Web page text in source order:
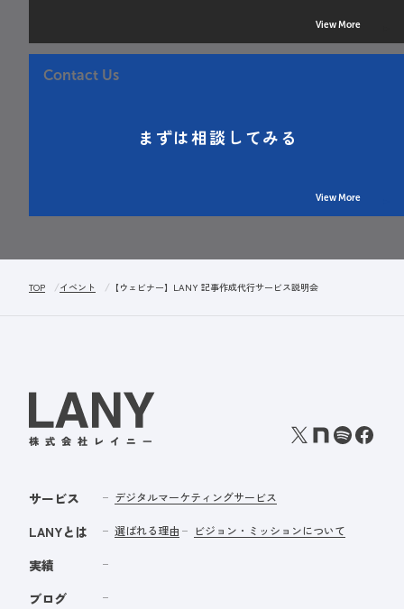
View More
Contact Us
まずは相談してみる
View More
TOP イベント 【ウェビナー】LANY 記事作成代行サービス説明会
サービス デジタルマーケティングサービス
LANYとは 選ばれる理由 ビジョン・ミッションについて
実績
ブログ